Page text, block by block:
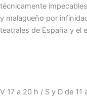
técnicamente
y malagueño por
teatrales de España y el
V 17 a 20 h / S y D de 11